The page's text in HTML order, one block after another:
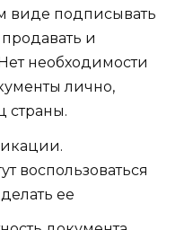
виде подписывать
и
необходимости
лично,
страны.
.
воспользоваться
ее